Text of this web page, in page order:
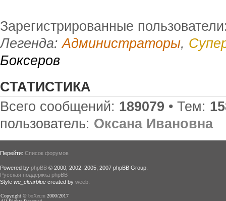
Зарегистрированные
Легенда:Администраторы,
Боксеров
СТАТИСТИКА
Всего сообщений: 189079 • Тем:
пользователь: Оксана Ивановна
Перейти: Список форумов
Powered by phpBB © 2000, 2002, 2005, 2007 phpBB Group.
Русская поддержка phpBB
Style we_clearblue created by weeb
Copyright © boXer.ru 2000/2017